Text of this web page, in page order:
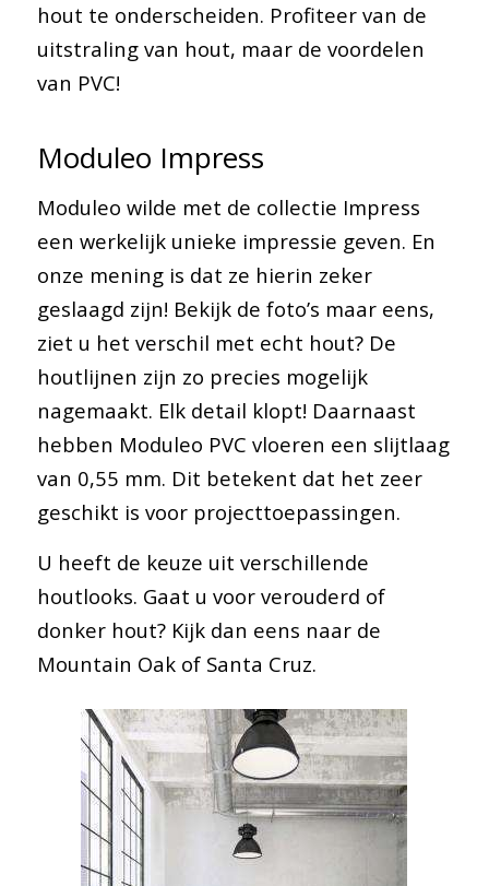
hout te onderscheiden. Profiteer van de
uitstraling van hout, maar de voordelen
van PVC!
Moduleo Impress
Moduleo wilde met de collectie Impress
een werkelijk unieke impressie geven. En
onze mening is dat ze hierin zeker
geslaagd zijn! Bekijk de foto’s maar eens,
ziet u het verschil met echt hout? De
houtlijnen zijn zo precies mogelijk
nagemaakt. Elk detail klopt! Daarnaast
hebben Moduleo PVC vloeren een slijtlaag
van 0,55 mm. Dit betekent dat het zeer
geschikt is voor projecttoepassingen.
U heeft de keuze uit verschillende
houtlooks. Gaat u voor verouderd of
donker hout? Kijk dan eens naar de
Mountain Oak of Santa Cruz.